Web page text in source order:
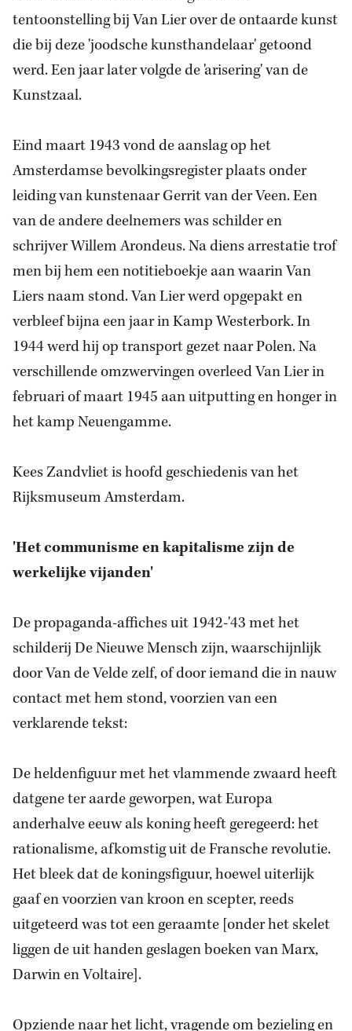
tentoonstelling bij Van Lier over de ontaarde kunst
die bij deze 'joodsche kunsthandelaar' getoond
werd. Een jaar later volgde de 'arisering' van de
Kunstzaal.
Eind maart 1943 vond de aanslag op het
Amsterdamse bevolkingsregister plaats onder
leiding van kunstenaar Gerrit van der Veen. Een
van de andere deelnemers was schilder en
schrijver Willem Arondeus. Na diens arrestatie trof
men bij hem een notitieboekje aan waarin Van
Liers naam stond. Van Lier werd opgepakt en
verbleef bijna een jaar in Kamp Westerbork. In
1944 werd hij op transport gezet naar Polen. Na
verschillende omzwervingen overleed Van Lier in
februari of maart 1945 aan uitputting en honger in
het kamp Neuengamme.
Kees Zandvliet is hoofd geschiedenis van het
Rijksmuseum Amsterdam.
'Het communisme en kapitalisme zijn de
werkelijke vijanden'
De propaganda-affiches uit 1942-'43 met het
schilderij De Nieuwe Mensch zijn, waarschijnlijk
door Van de Velde zelf, of door iemand die in nauw
contact met hem stond, voorzien van een
verklarende tekst:
De heldenfiguur met het vlammende zwaard heeft
datgene ter aarde geworpen, wat Europa
anderhalve eeuw als koning heeft geregeerd: het
rationalisme, afkomstig uit de Fransche revolutie.
Het bleek dat de koningsfiguur, hoewel uiterlijk
gaaf en voorzien van kroon en scepter, reeds
uitgeteerd was tot een geraamte [onder het skelet
liggen de uit handen geslagen boeken van Marx,
Darwin en Voltaire].
Opziende naar het licht, vragende om bezieling en